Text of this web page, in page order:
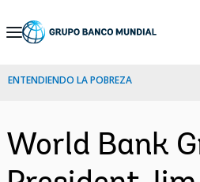
Skip
Navigation
ENTENDIENDO LA POBREZA
World Bank